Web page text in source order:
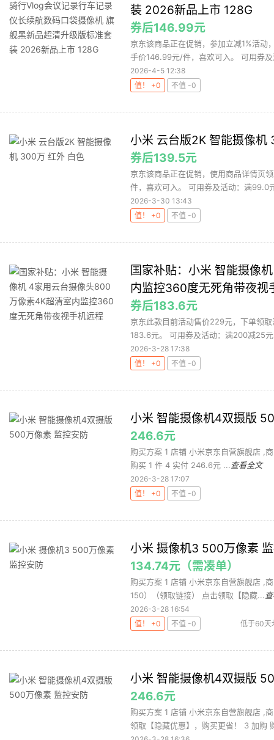
装 2026新品上市 128G
券后146.99元
京东该商品正在促销，参加立减1%活
手价146.99元/件，喜欢可入。 可用券
2026-4-5 12:38
值！ +0
不值 -0
小米 云台版2K 智能摄像机
券后139.5元
京东该商品正在促销，使用商品详情页
件，喜欢可入。 可用券及活动：满99.0
2026-3-30 13:43
值！ +0
不值 -0
国家补贴：小米 智能摄像
内监控360度无死角带夜视
券后183.6元
京东此款目前活动售价229元，下单领
183.6元。 可用券及活动：满200减25
2026-3-28 17:38
值！ +0
不值 -0
小米 智能摄像机4双摄版
246.6元
购买方案 1 店铺 小米京东自营旗舰店 ,
购买 1 件 4 实付 246.6元 ... 查看全文
2026-3-28 17:07
值！ +0
不值 -0
小米 摄像机3 500万像素
134.74元（需凑单）
购买方案 1 店铺 小米京东自营旗舰店
150）（领取链接） 点击领取【隐藏...
2026-3-28 16:54
值！ +0
不值 -0 低于60天
小米 智能摄像机4双摄版
246.6元
购买方案 1 店铺 小米京东自营旗舰店 ,
领取【隐藏优惠】，购买更省！ 3 加购